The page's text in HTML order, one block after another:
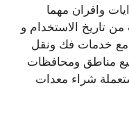
وافران مهما
تاريخ الاستخدام و
مع خدمات فك ونقل
مناطق ومحافظات
شراء معدات